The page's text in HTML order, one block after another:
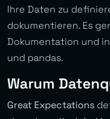
Ihre Daten zu
dokumentieren. Es
Dokumentation und
und pandas.
Warum
Great Expectations